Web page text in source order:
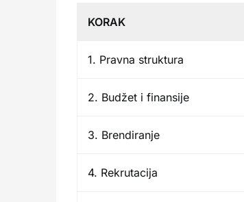
KORAK
1. Pravna struktura
2. Budžet i finansije
3. Brendiranje
4. Rekrutacija